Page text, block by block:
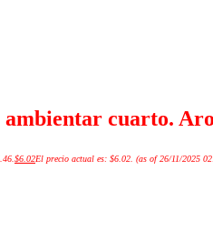
cuarto.
$6.02El precio actual es: $6.02. (as of 26/11/2025